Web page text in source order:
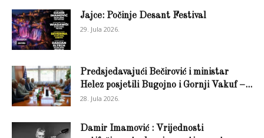
Jajce: Počinje Desant Festival
29. Jula 2026.
Predsjedavajući Bečirović i ministar
Helez posjetili Bugojno i Gornji Vakuf –...
28. Jula 2026.
Damir Imamović : Vrijednosti